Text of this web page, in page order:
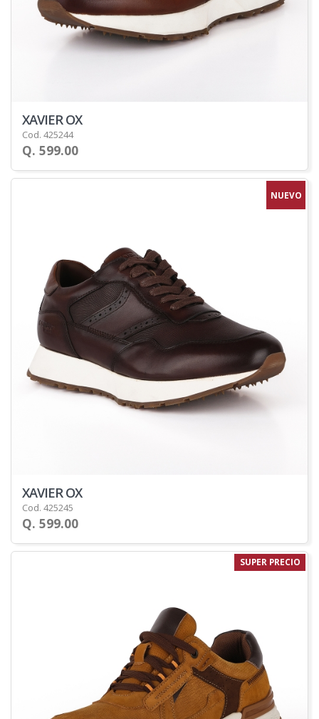
XAVIER OX
Cod. 425244
Q. 599.00
NUEVO
XAVIER OX
Cod. 425245
Q. 599.00
SUPER PRECIO